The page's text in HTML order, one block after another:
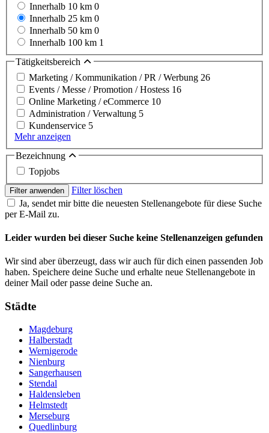
Innerhalb 10 km 0
Innerhalb 25 km 0
Innerhalb 50 km 0
Innerhalb 100 km 1
Tätigkeitsbereich
Marketing / Kommunikation / PR / Werbung 26
Events / Messe / Promotion / Hostess 16
Online Marketing / eCommerce 10
Administration / Verwaltung 5
Kundenservice 5
Mehr anzeigen
Bezeichnung
Topjobs
Filter anwenden
Filter löschen
Ja, sendet mir bitte die neuesten Stellenangebote für diese Suche
per E-Mail zu.
Leider wurden bei dieser Suche keine Stellenanzeigen gefunden
Wir sind aber überzeugt, dass wir auch für dich einen passenden Job
haben. Speichere deine Suche und erhalte neue Stellenangebote in
deiner Mail oder passe deine Suche an.
Städte
Magdeburg
Halberstadt
Wernigerode
Nienburg
Sangerhausen
Stendal
Haldensleben
Helmstedt
Merseburg
Quedlinburg